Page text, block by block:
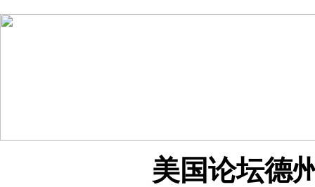
美国论坛德